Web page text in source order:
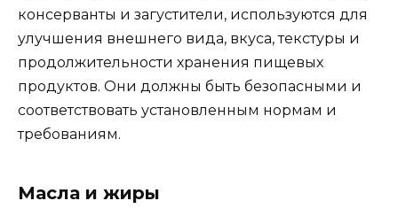
консерванты и загустители, используются для
улучшения внешнего вида, вкуса, текстуры и
продолжительности хранения пищевых
продуктов. Они должны быть безопасными и
соответствовать установленным нормам и
требованиям.
Масла и жиры